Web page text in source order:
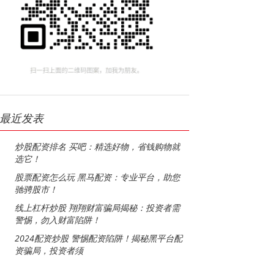
最近发表
炒股配资排名 买吧：精选好物，省钱购物就
选它！
股票配资怎么玩 黑马配资：专业平台，助您
驰骋股市！
线上杠杆炒股 翔翔财富骗局揭秘：投资者需
警惕，勿入财富陷阱！
2024配资炒股 警惕配资陷阱！揭秘黑平台配
资骗局，投资者须